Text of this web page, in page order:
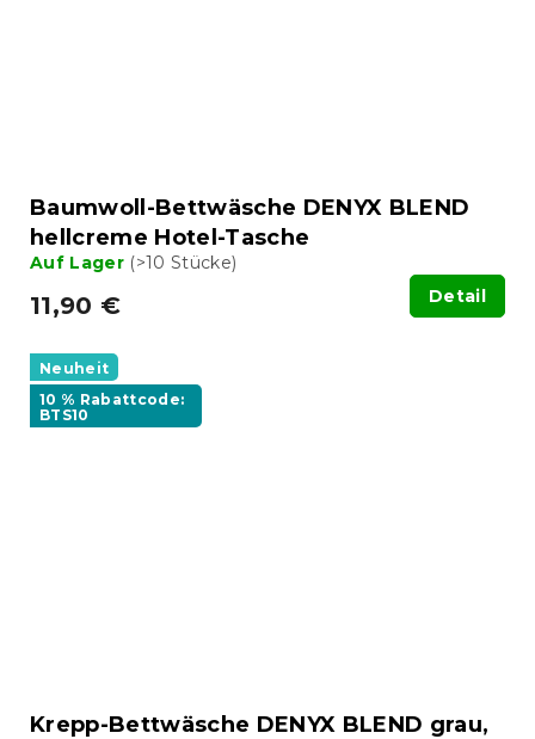
Baumwoll-Bettwäsche DENYX BLEND
hellcreme Hotel-Tasche
Auf Lager (>10 Stücke)
11,90 € Detail
Neuheit
10 % Rabattcode:
BTS10
Krepp-Bettwäsche DENYX BLEND grau,